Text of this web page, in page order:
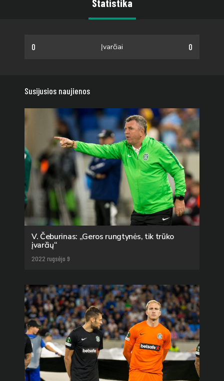
Statistika
0 Įvarčiai 0
Susijusios naujienos
V. Čeburinas: „Geros rungtynės, tik trūko
įvarčių“
2022 rugsėjo 9